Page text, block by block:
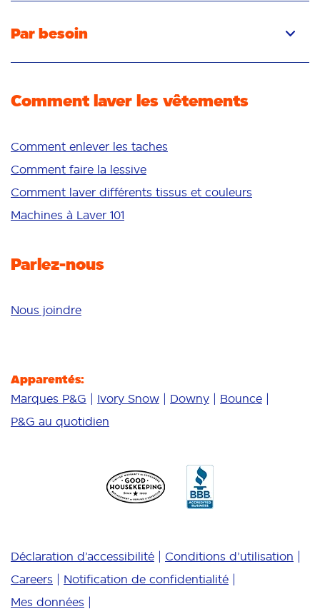
Poudre
Détachant
Par besoin
Fraîcheur/parfum
Couleurs vives
Peau sensible
Additifs
Nettoyage en profondeur
Comment laver les vêtements
Comment enlever les taches
Comment faire la lessive
Comment laver différents tissus et couleurs
Machines à Laver 101
Parlez-nous
Nous joindre
Apparentés:
Marques P&G Ivory Snow Downy
Bounce
P&G au quotidien
Déclaration d’accessibilité
Conditions d’utilisation
Careers
Notification de confidentialité
Mes données